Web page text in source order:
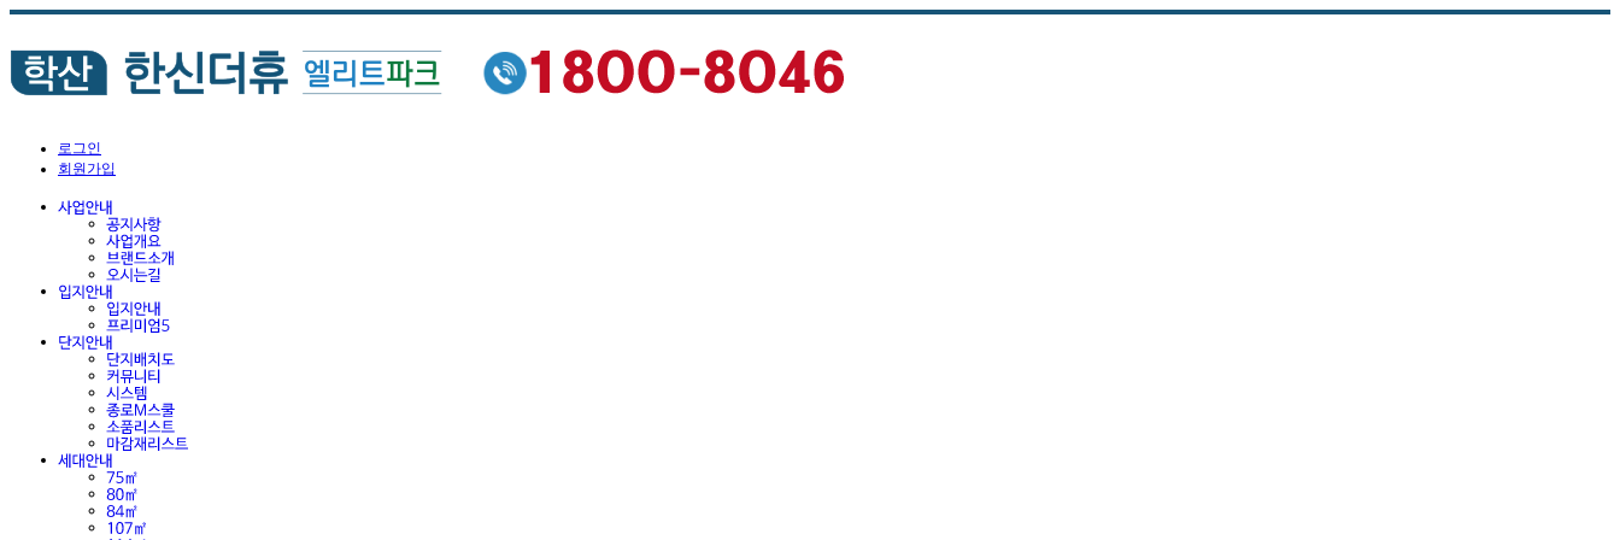
로그인
회원가입